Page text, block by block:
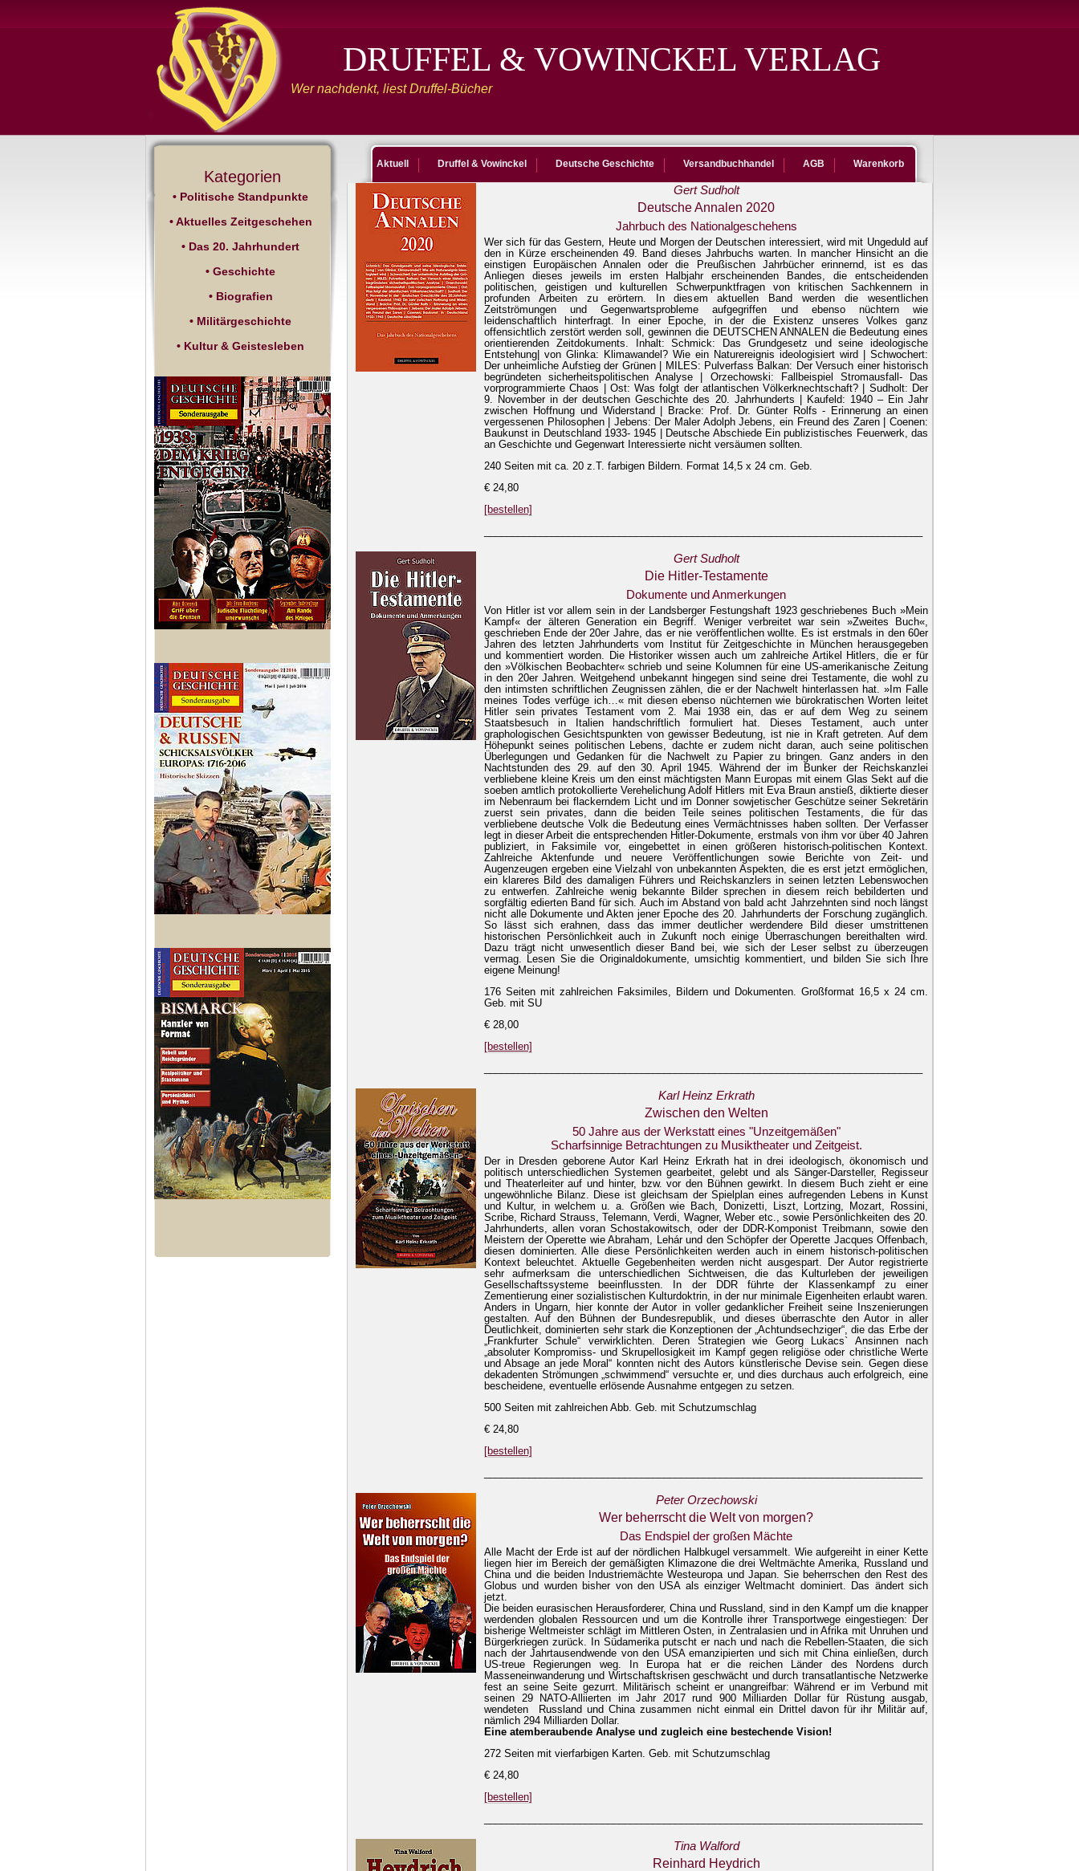
DRUFFEL & VOWINCKEL VERLAG
Wer nachdenkt, liest Druffel-Bücher
Kategorien
• Politische Standpunkte
• Aktuelles Zeitgeschehen
• Das 20. Jahrhundert
• Geschichte
• Biografien
• Militärgeschichte
• Kultur & Geistesleben
Aktuell Druffel & Vowinckel Deutsche Geschichte Versandbuchhandel AGB Warenkorb
Gert Sudholt
Deutsche Annalen 2020
Jahrbuch des Nationalgeschehens
Wer sich für das Gestern, Heute und Morgen der Deutschen interessiert, wird mit Ungeduld auf
den in Kürze erscheinenden 49. Band dieses Jahrbuchs warten. In mancher Hinsicht an die
einstigen Europäischen Annalen oder die Preußischen Jahrbücher erinnernd, ist es das
Anliegen dieses jeweils im ersten Halbjahr erscheinenden Bandes, die entscheidenden
politischen, geistigen und kulturellen Schwerpunktfragen von kritischen Sachkennern in
profunden Arbeiten zu erörtern. In diesem aktuellen Band werden die wesentlichen
Zeitströmungen und Gegenwartsprobleme aufgegriffen und ebenso nüchtern wie
leidenschaftlich hinterfragt. In einer Epoche, in der die Existenz unseres Volkes ganz
offensichtlich zerstört werden soll, gewinnen die DEUTSCHEN ANNALEN die Bedeutung eines
orientierenden Zeitdokuments. Inhalt: Schmick: Das Grundgesetz und seine ideologische
Entstehung| von Glinka: Klimawandel? Wie ein Naturereignis ideologisiert wird | Schwochert:
Der unheimliche Aufstieg der Grünen | MILES: Pulverfass Balkan: Der Versuch einer historisch
begründeten sicherheitspolitischen Analyse | Orzechowski: Fallbeispiel Stromausfall- Das
vorprogrammierte Chaos | Ost: Was folgt der atlantischen Völkerknechtschaft? | Sudholt: Der
9. November in der deutschen Geschichte des 20. Jahrhunderts | Kaufeld: 1940 – Ein Jahr
zwischen Hoffnung und Widerstand | Bracke: Prof. Dr. Günter Rolfs - Erinnerung an einen
vergessenen Philosophen | Jebens: Der Maler Adolph Jebens, ein Freund des Zaren | Coenen:
Baukunst in Deutschland 1933- 1945 | Deutsche Abschiede Ein publizistisches Feuerwerk, das
an Geschichte und Gegenwart Interessierte nicht versäumen sollten.
240 Seiten mit ca. 20 z.T. farbigen Bildern. Format 14,5 x 24 cm. Geb.
€ 24,80
[bestellen]
Gert Sudholt
Die Hitler-Testamente
Dokumente und Anmerkungen
Von Hitler ist vor allem sein in der Landsberger Festungshaft 1923 geschriebenes Buch »Mein
Kampf« der älteren Generation ein Begriff. Weniger verbreitet war sein »Zweites Buch«,
geschrieben Ende der 20er Jahre, das er nie veröffentlichen wollte. Es ist erstmals in den 60er
Jahren des letzten Jahrhunderts vom Institut für Zeitgeschichte in München herausgegeben
und kommentiert worden. Die Historiker wissen auch um zahlreiche Artikel Hitlers, die er für
den »Völkischen Beobachter« schrieb und seine Kolumnen für eine US-amerikanische Zeitung
in den 20er Jahren. Weitgehend unbekannt hingegen sind seine drei Testamente, die wohl zu
den intimsten schriftlichen Zeugnissen zählen, die er der Nachwelt hinterlassen hat. »Im Falle
meines Todes verfüge ich…« mit diesen ebenso nüchternen wie bürokratischen Worten leitet
Hitler sein privates Testament vom 2. Mai 1938 ein, das er auf dem Weg zu seinem
Staatsbesuch in Italien handschriftlich formuliert hat. Dieses Testament, auch unter
graphologischen Gesichtspunkten von gewisser Bedeutung, ist nie in Kraft getreten. Auf dem
Höhepunkt seines politischen Lebens, dachte er zudem nicht daran, auch seine politischen
Überlegungen und Gedanken für die Nachwelt zu Papier zu bringen. Ganz anders in den
Nachtstunden des 29. auf den 30. April 1945. Während der im Bunker der Reichskanzlei
verbliebene kleine Kreis um den einst mächtigsten Mann Europas mit einem Glas Sekt auf die
soeben amtlich protokollierte Verehelichung Adolf Hitlers mit Eva Braun anstieß, diktierte dieser
im Nebenraum bei flackerndem Licht und im Donner sowjetischer Geschütze seiner Sekretärin
zuerst sein privates, dann die beiden Teile seines politischen Testaments, die für das
verbliebene deutsche Volk die Bedeutung eines Vermächtnisses haben sollten. Der Verfasser
legt in dieser Arbeit die entsprechenden Hitler-Dokumente, erstmals von ihm vor über 40 Jahren
publiziert, in Faksimile vor, eingebettet in einen größeren historisch-politischen Kontext.
Zahlreiche Aktenfunde und neuere Veröffentlichungen sowie Berichte von Zeit- und
Augenzeugen ergeben eine Vielzahl von unbekannten Aspekten, die es erst jetzt ermöglichen,
ein klareres Bild des damaligen Führers und Reichskanzlers in seinen letzten Lebenswochen
zu entwerfen. Zahlreiche wenig bekannte Bilder sprechen in diesem reich bebilderten und
sorgfältig edierten Band für sich. Auch im Abstand von bald acht Jahrzehnten sind noch längst
nicht alle Dokumente und Akten jener Epoche des 20. Jahrhunderts der Forschung zugänglich.
So lässt sich erahnen, dass das immer deutlicher werdendere Bild dieser umstrittenen
historischen Persönlichkeit auch in Zukunft noch einige Überraschungen bereithalten wird.
Dazu trägt nicht unwesentlich dieser Band bei, wie sich der Leser selbst zu überzeugen
vermag. Lesen Sie die Originaldokumente, umsichtig kommentiert, und bilden Sie sich Ihre
eigene Meinung!
176 Seiten mit zahlreichen Faksimiles, Bildern und Dokumenten. Großformat 16,5 x 24 cm.
Geb. mit SU
€ 28,00
[bestellen]
Karl Heinz Erkrath
Zwischen den Welten
50 Jahre aus der Werkstatt eines "Unzeitgemäßen"
Scharfsinnige Betrachtungen zu Musiktheater und Zeitgeist.
Der in Dresden geborene Autor Karl Heinz Erkrath hat in drei ideologisch, ökonomisch und
politisch unterschiedlichen Systemen gearbeitet, gelebt und als Sänger-Darsteller, Regisseur
und Theaterleiter auf und hinter, bzw. vor den Bühnen gewirkt. In diesem Buch zieht er eine
ungewöhnliche Bilanz. Diese ist gleichsam der Spielplan eines aufregenden Lebens in Kunst
und Kultur, in welchem u. a. Größen wie Bach, Donizetti, Liszt, Lortzing, Mozart, Rossini,
Scribe, Richard Strauss, Telemann, Verdi, Wagner, Weber etc., sowie Persönlichkeiten des 20.
Jahrhunderts, allen voran Schostakowitsch, oder der DDR-Komponist Treibmann, sowie den
Meistern der Operette wie Abraham, Lehár und den Schöpfer der Operette Jacques Offenbach,
diesen dominierten. Alle diese Persönlichkeiten werden auch in einem historisch-politischen
Kontext beleuchtet. Aktuelle Gegebenheiten werden nicht ausgespart. Der Autor registrierte
sehr aufmerksam die unterschiedlichen Sichtweisen, die das Kulturleben der jeweiligen
Gesellschaftssysteme beeinflussten. In der DDR führte der Klassenkampf zu einer
Zementierung einer sozialistischen Kulturdoktrin, in der nur minimale Eigenheiten erlaubt waren.
Anders in Ungarn, hier konnte der Autor in voller gedanklicher Freiheit seine Inszenierungen
gestalten. Auf den Bühnen der Bundesrepublik, und dieses überraschte den Autor in aller
Deutlichkeit, dominierten sehr stark die Konzeptionen der „Achtundsechziger“, die das Erbe der
„Frankfurter Schule“ verwirklichten. Deren Strategien wie Georg Lukacs` Ansinnen nach
„absoluter Kompromiss- und Skrupellosigkeit im Kampf gegen religiöse oder christliche Werte
und Absage an jede Moral“ konnten nicht des Autors künstlerische Devise sein. Gegen diese
dekadenten Strömungen „schwimmend“ versuchte er, und dies durchaus auch erfolgreich, eine
bescheidene, eventuelle erlösende Ausnahme entgegen zu setzen.
500 Seiten mit zahlreichen Abb. Geb. mit Schutzumschlag
€ 24,80
[bestellen]
Peter Orzechowski
Wer beherrscht die Welt von morgen?
Das Endspiel der großen Mächte
Alle Macht der Erde ist auf der nördlichen Halbkugel versammelt. Wie aufgereiht in einer Kette
liegen hier im Bereich der gemäßigten Klimazone die drei Weltmächte Amerika, Russland und
China und die beiden Industriemächte Westeuropa und Japan. Sie beherrschen den Rest des
Globus und wurden bisher von den USA als einziger Weltmacht dominiert. Das ändert sich
jetzt.
Die beiden eurasischen Herausforderer, China und Russland, sind in den Kampf um die knapper
werdenden globalen Ressourcen und um die Kontrolle ihrer Transportwege eingestiegen: Der
bisherige Weltmeister schlägt im Mittleren Osten, in Zentralasien und in Afrika mit Unruhen und
Bürgerkriegen zurück. In Südamerika putscht er nach und nach die Rebellen-Staaten, die sich
nach der Jahrtausendwende von den USA emanzipierten und sich mit China einließen, durch
US-treue Regierungen weg. In Europa hat er die reichen Länder des Nordens durch
Masseneinwanderung und Wirtschaftskrisen geschwächt und durch transatlantische Netzwerke
fest an seine Seite gezurrt. Militärisch scheint er unangreifbar: Während er im Verbund mit
seinen 29 NATO-Alliierten im Jahr 2017 rund 900 Milliarden Dollar für Rüstung ausgab,
wendeten Russland und China zusammen nicht einmal ein Drittel davon für ihr Militär auf,
nämlich 294 Milliarden Dollar.
Eine atemberaubende Analyse und zugleich eine bestechende Vision!
272 Seiten mit vierfarbigen Karten. Geb. mit Schutzumschlag
€ 24,80
[bestellen]
Tina Walford
Reinhard Heydrich